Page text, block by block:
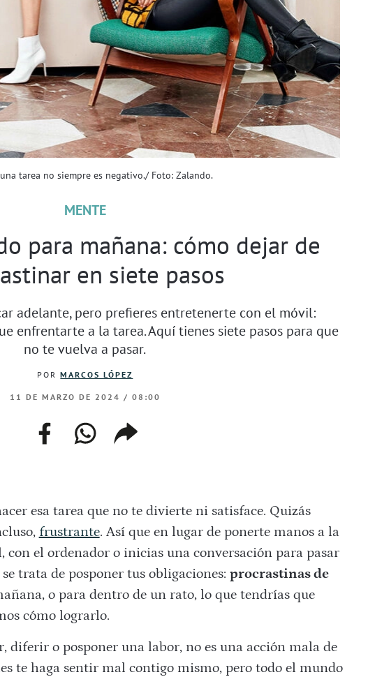
tarea no siempre es negativo./ Foto: Zalando.
MENTE
para mañana: cómo dejar de
en siete pasos
adelante, pero prefieres entretenerte con el móvil:
enfrentarte a la tarea. Aquí tienes siete pasos para que
no te vuelva a pasar.
PORMARCOS LÓPEZ
11 DE MARZO DE 2024 / 08:00
facebookwhatsapp
web
copiar
enlace
esa tarea que no te divierte ni satisface. Quizás
frustrante. Así que en lugar de ponerte manos a la
con el ordenador o inicias una conversación para pasar
trata de posponer tus obligaciones: procrastinas de
o para dentro de un rato, lo que tendrías que
cómo lograrlo.
diferir o posponer una labor, no es una acción mala de
te haga sentir mal contigo mismo, pero todo el mundo